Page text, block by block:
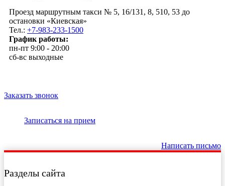
Проезд маршрутным такси № 5, 16/131, 8, 510, 53 до
остановки «Киевская»
Тел.: +7-983-233-1500
График работы:
пн-пт 9:00 - 20:00
сб-вс выходные
Заказать звонок
Записаться на прием
Написать письмо
Разделы сайта